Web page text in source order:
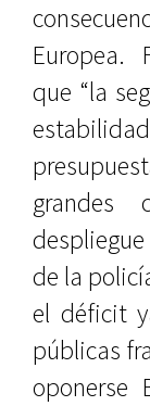
Europea.
que “la
grandes
de la
el déficit
públicas
oponerse